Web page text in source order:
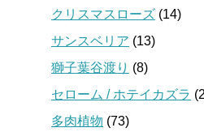
クリスマスローズ (14)
サンスベリア (13)
獅子葉谷渡り (8)
セローム / ホテイカズラ
多肉植物 (73)